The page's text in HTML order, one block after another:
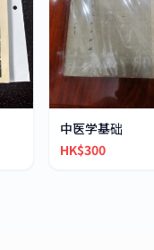
中医学基础
HK$300